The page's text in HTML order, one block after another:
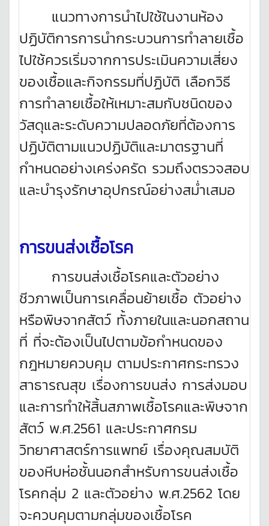
แนวทางการนำไปใช้ในงานห้อง
ปฏิบัติการการนำกระบวนการทำลายเชื้อ
ไปใช้ควรเริ่มจากการประเมินความเสี่ยง
ของเชื้อและกิจกรรมที่ปฏิบัติ เลือกวิธี
การทำลายเชื้อให้เหมาะสมกับชนิดของ
วัสดุและระดับความปลอดภัยที่ต้องการ
ปฏิบัติตามแนวปฏิบัติและมาตรฐานที่
กำหนดอย่างเคร่งครัด รวมถึงตรวจสอบ
และบำรุงรักษาอุปกรณ์อย่างสม่ำเสมอ
การขนส่งเชื้อโรค
การขนส่งเชื้อโรคและตัวอย่าง
ชีวภาพเป็นการเคลื่อนย้ายเชื้อ ตัวอย่าง
หรือพิษจากสัตว์ ทั้งภายในและนอกสถาน
ที่ ที่จะต้องเป็นไปตามข้อกำหนดของ
กฎหมายควบคุม ตามประกาศกระทรวง
สาธารณสุข เรื่องการขนส่ง การส่งมอบ
และการทำให้สิ้นสภาพเชื้อโรคและพิษจาก
สัตว์ พ.ศ.2561 และประกาศกรม
วิทยาศาสตร์การแพทย์ เรื่องคุณสมบัติ
ของหีบห่อชั้นนอกสำหรับการขนส่งเชื้อ
โรคกลุ่ม 2 และตัวอย่าง พ.ศ.2562 โดย
จะควบคุมตามกลุ่มของเชื้อโรค